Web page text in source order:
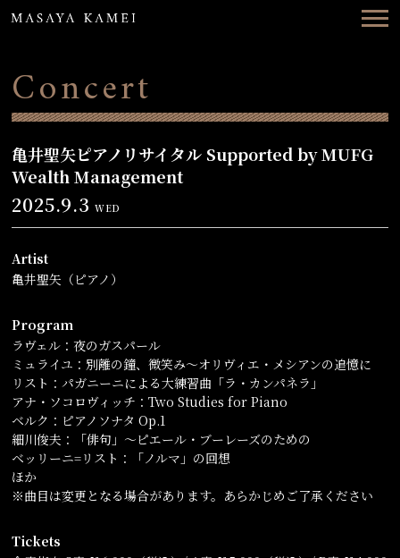
Concerts
Videos
Discography
日本語
Concert
亀井聖矢ピアノリサイタル Supported by MUFG
Wealth Management
2025.9.3 WED
Artist
亀井聖矢（ピアノ）
Program
ラヴェル：夜のガスパール
ミュライユ：別離の鐘、微笑み〜オリヴィエ・メシアンの追憶に
リスト：パガニーニによる大練習曲「ラ・カンパネラ」
アナ・ソコロヴィッチ：Two Studies for Piano
ベルク：ピアノソナタ Op.1
細川俊夫：「俳句」〜ピエール・ブーレーズのための
ベッリーニ=リスト：「ノルマ」の回想
ほか
※曲目は変更となる場合があります。あらかじめご了承ください
Tickets